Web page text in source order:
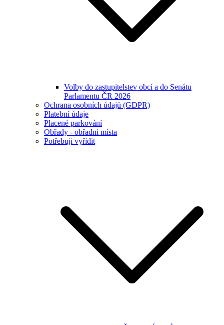
Volby do zastupitelstev obcí a do Senátu
Parlamentu ČR 2026
Ochrana osobních údajů (GDPR)
Platební údaje
Placené parkování
Obřady - obřadní místa
Potřebuji vyřídit